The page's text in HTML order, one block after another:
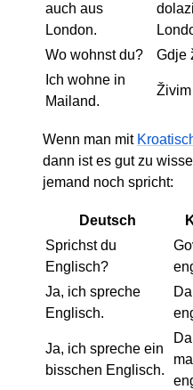
auch aus
London.
Wo wohnst du?
Gdje
Ich wohne in
Mailand.
Wenn man mit
dann ist es gut zu
jemand noch spricht:
Deutsch
Sprichst du
Englisch?
Ja, ich spreche
Englisch.
Ja, ich spreche ein
bisschen Englisch.